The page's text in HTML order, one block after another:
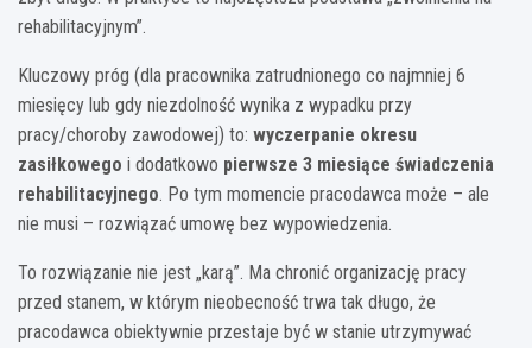
rehabilitacyjnym”.
Kluczowy próg (dla pracownika zatrudnionego co najmniej 6
miesięcy lub gdy niezdolność wynika z wypadku przy
pracy/choroby zawodowej) to: wyczerpanie okresu
zasiłkowego i dodatkowo pierwsze 3 miesiące świadczenia
rehabilitacyjnego. Po tym momencie pracodawca może – ale
nie musi – rozwiązać umowę bez wypowiedzenia.
To rozwiązanie nie jest „karą”. Ma chronić organizację pracy
przed stanem, w którym nieobecność trwa tak długo, że
pracodawca obiektywnie przestaje być w stanie utrzymywać